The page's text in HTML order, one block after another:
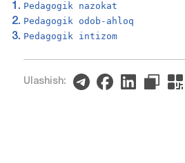
Pedagogik nazokat
Pedagogik odob-ahloq
Pedagogik intizom
Ulashish: